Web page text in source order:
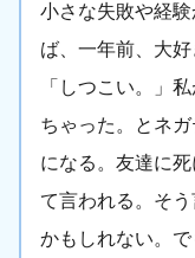
小さな失敗や経
ば、一年前、大
「しつこい。」
ちゃった。とネ
になる。友達に
て言われる。そ
かもしれない。